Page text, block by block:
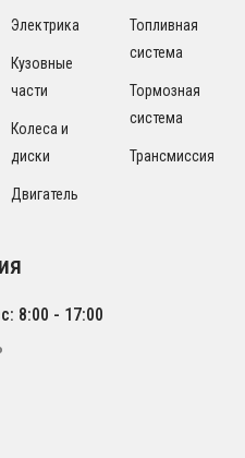
Электрика
Кузовные
части
Колеса и
диски
Двигатель
Топливная
система
Тормозная
система
Трансмиссия
8:00 - 17:00